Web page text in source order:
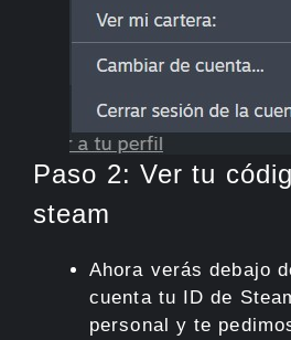
Paso 2: Ver tu
steam
Ahora verás debajo
cuenta tu ID de
personal y te